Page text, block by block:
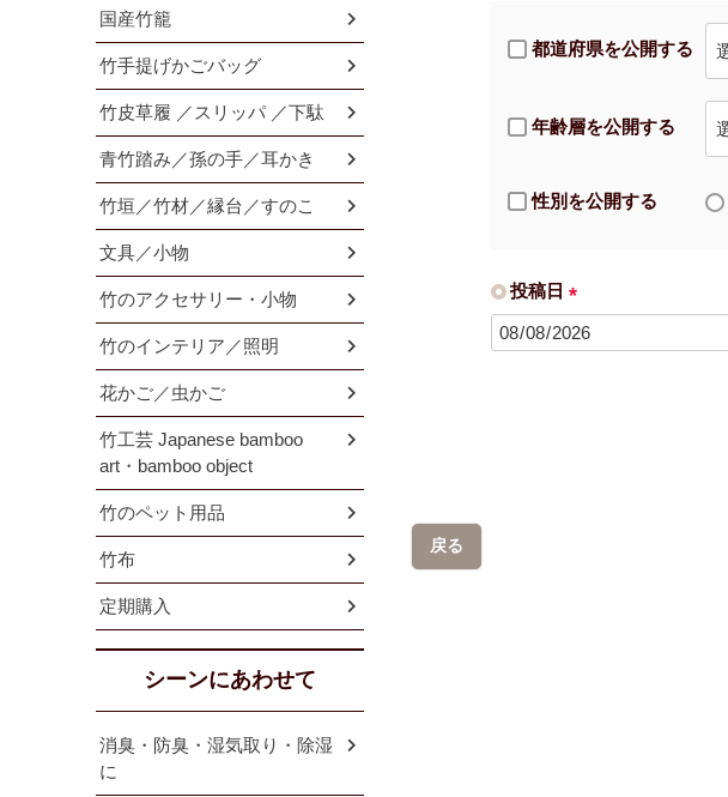
国産竹籠
竹手提げかごバッグ
竹皮草履 ／スリッパ ／下駄
青竹踏み／孫の手／耳かき
竹垣／竹材／縁台／すのこ
文具／小物
竹のアクセサリー・小物
竹のインテリア／照明
花かご／虫かご
竹工芸 Japanese bamboo
art・bamboo object
竹のペット用品
竹布
定期購入
シーンにあわせて
消臭・防臭・湿気取り・除湿
に
都道府県を公開する
年齢層を公開する
性別を公開する
投稿日
(
必
戻る